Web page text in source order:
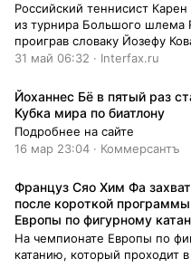
Российский теннисист
из турнира Большого шлема
проиграв словаку Йозефу
31 май 06:32 · Interfax.ru
Йоханнес Бё в пятый раз
Кубка мира по биатлону
Подробнее на сайте
16 мар 23:04 · Коммерсантъ
Француз Сяо Хим Фа
после короткой
Европы по фигурному
На чемпионате Европы по
катанию, который проходит